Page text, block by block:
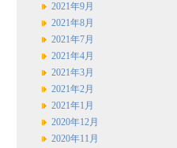
2021年9月
2021年8月
2021年7月
2021年4月
2021年3月
2021年2月
2021年1月
2020年12月
2020年11月